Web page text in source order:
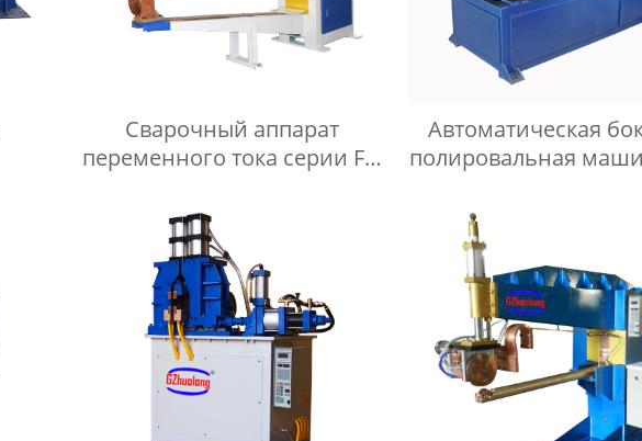
Сварочный аппарат
переменного тока серии FN
Автоматическая
полировальная
полировальная